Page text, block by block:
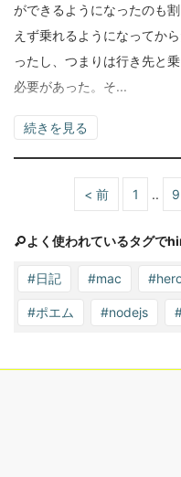
ができるようになったのも
えず乗れるようになってか
ったし、つまりは行き先と
必要があった。そ...
続きを見る
< 前 1 9
よく使われているタグで
#日記 #mac
#ポエム #nodejs